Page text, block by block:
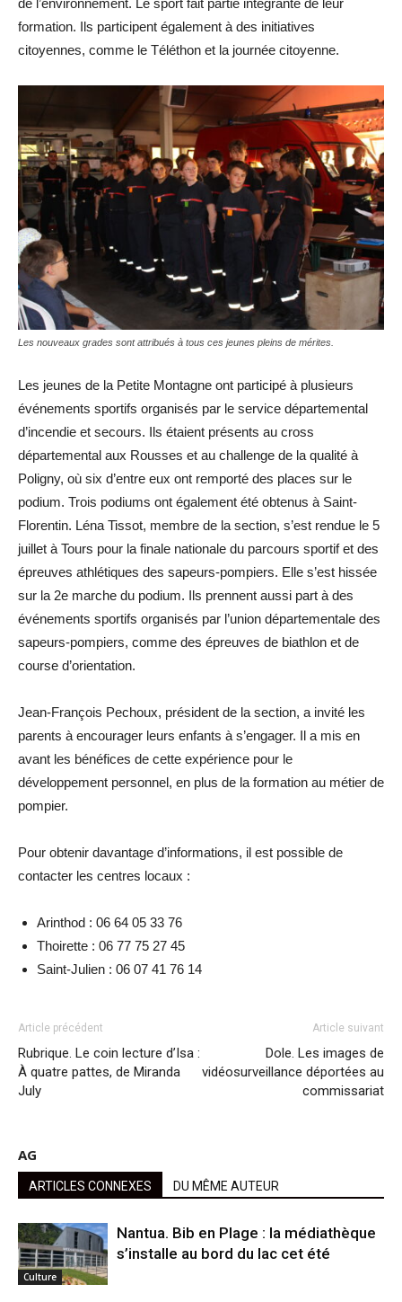
de l’environnement. Le sport fait partie intégrante de leur
formation. Ils participent également à des initiatives
citoyennes, comme le Téléthon et la journée citoyenne.
Les nouveaux grades sont attribués à tous ces jeunes pleins de mérites.
Les jeunes de la Petite Montagne ont participé à plusieurs
événements sportifs organisés par le service départemental
d’incendie et secours. Ils étaient présents au cross
départemental aux Rousses et au challenge de la qualité à
Poligny, où six d’entre eux ont remporté des places sur le
podium. Trois podiums ont également été obtenus à Saint-
Florentin. Léna Tissot, membre de la section, s’est rendue le 5
juillet à Tours pour la finale nationale du parcours sportif et des
épreuves athlétiques des sapeurs-pompiers. Elle s’est hissée
sur la 2e marche du podium. Ils prennent aussi part à des
événements sportifs organisés par l’union départementale des
sapeurs-pompiers, comme des épreuves de biathlon et de
course d’orientation.
Jean-François Pechoux, président de la section, a invité les
parents à encourager leurs enfants à s’engager. Il a mis en
avant les bénéfices de cette expérience pour le
développement personnel, en plus de la formation au métier de
pompier.
Pour obtenir davantage d’informations, il est possible de
contacter les centres locaux :
Arinthod : 06 64 05 33 76
Thoirette : 06 77 75 27 45
Saint-Julien : 06 07 41 76 14
Article précédent
Rubrique. Le coin lecture d’Isa :
À quatre pattes, de Miranda
July
Article suivant
Dole. Les images de
vidéosurveillance déportées au
commissariat
AG
ARTICLES CONNEXES DU MÊME AUTEUR
Culture
Nantua. Bib en Plage : la médiathèque
s’installe au bord du lac cet été